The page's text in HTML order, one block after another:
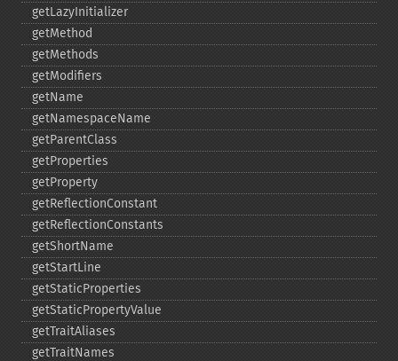
getLazyInitializer
getMethod
getMethods
getModifiers
getName
getNamespaceName
getParentClass
getProperties
getProperty
getReflectionConstant
getReflectionConstants
getShortName
getStartLine
getStaticProperties
getStaticPropertyValue
getTraitAliases
getTraitNames